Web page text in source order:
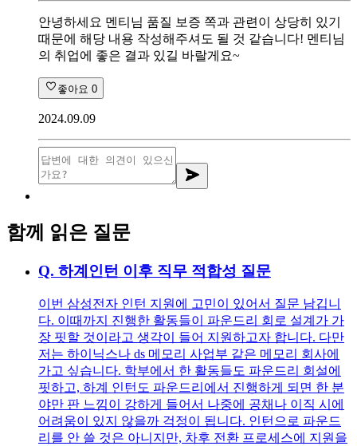
안녕하세요 멘티님 품질 보증 쪽과 관련이 상당히 있기
때문에 해당 내용 작성해주셔도 될 것 같습니다! 멘티님
의 취업에 좋은 결과 있길 바랄게요~
좋아요 0
2024.09.09
함께 읽은 질문
Q. 하계인턴 이후 직무 적합성 질문
이번 삼성전자 인턴 지원에 고민이 있어서 질문 남깁니
다. 이때까지 진행한 활동들이 파운드리 회로 설계가 가
장 핏할 것이라고 생각이 들어 지원하고자 합니다. 다만
저는 하이닉스나 ds 메모리 사업부 같은 메모리 회사에
가고 싶습니다. 학부에서 한 활동들도 파운드리 회설에
핏하고, 하계 인턴도 파운드리에서 진행하게 되면 한 분
야만 판 느낌이 강하게 들어서 나중에 공채나 이직 시에
어려움이 있지 않을까 걱정이 됩니다. 인턴으로 파운드
리를 안 쓸 것은 아니지만, 차후 전환 프로세스에 지원을